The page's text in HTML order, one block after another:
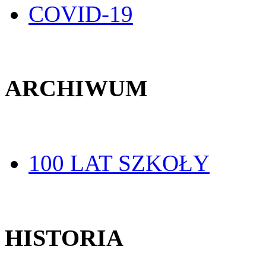
COVID-19
ARCHIWUM
100 LAT SZKOŁY
HISTORIA